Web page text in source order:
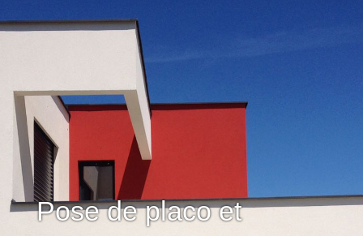
Pose de placo et